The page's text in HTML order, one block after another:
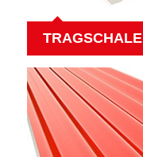
TRAGSCHALE